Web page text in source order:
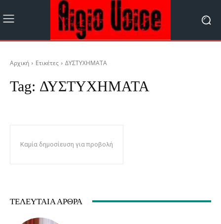
Αρχική Ετικέτες ΔΥΣΤΥΧΗΜΑΤΑ
Tag: ΔΥΣΤΥΧΗΜΑΤΑ
Καμία δημοσίευση για προβολή
ΤΕΛΕΥΤΑΊΑ ΆΡΘΡΑ